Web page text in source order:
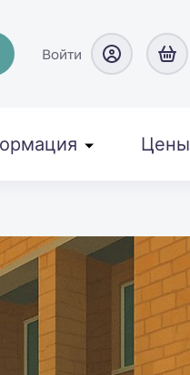
Войти
Цены